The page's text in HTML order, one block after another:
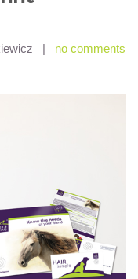
|
no comments